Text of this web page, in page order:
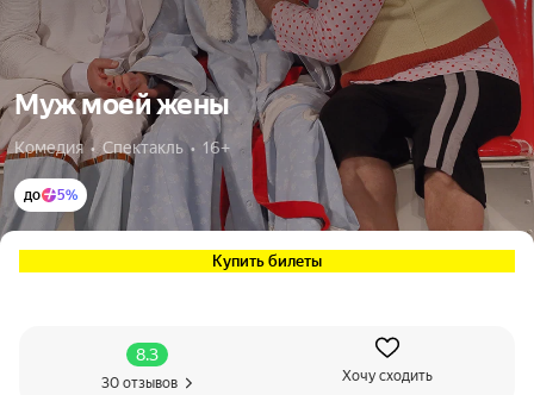
Муж моей жены
Комедия  •  Спектакль  •  16+
до 5%
Купить билеты
8.3
30 отзывов Хочу сходить